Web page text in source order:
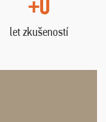
+0
let zkušeností